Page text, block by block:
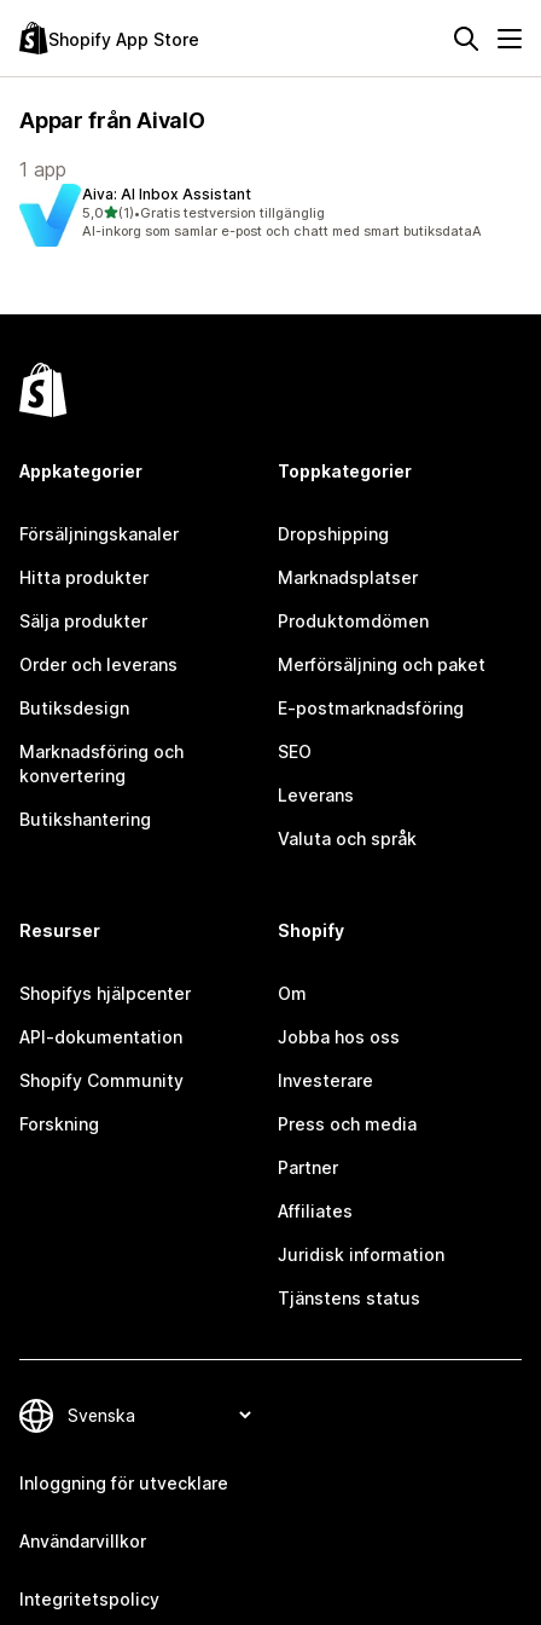
Shopify App Store
Appar från AivaIO
1 app
Aiva: AI Inbox Assistant
5,0av 5 stjärnor
(1)
1 recensioner totalt
•Gratis testversion tillgänglig
AI-inkorg som samlar e-post och chatt med smart butiksdataA
Appkategorier
Försäljningskanaler
Hitta produkter
Sälja produkter
Order och leverans
Butiksdesign
Marknadsföring och
konvertering
Butikshantering
Toppkategorier
Dropshipping
Marknadsplatser
Produktomdömen
Merförsäljning och paket
E-postmarknadsföring
SEO
Leverans
Valuta och språk
Resurser
Shopifys hjälpcenter
API-dokumentation
Shopify Community
Forskning
Shopify
Om
Jobba hos oss
Investerare
Press och media
Partner
Affiliates
Juridisk information
Tjänstens status
Inloggning för utvecklare
Användarvillkor
Integritetspolicy